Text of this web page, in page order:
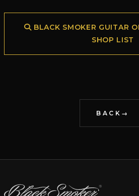
BLACK SMOKER GUITAR
SHOP LIST
BACK